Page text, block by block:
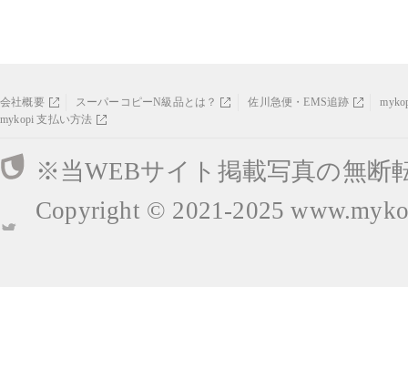
会社概要 スーパーコピーN級品とは？ 佐川急便・EMS追跡
mykopi 支払い方法
※当WEBサイト掲載写真の無断
Copyright © 2021-2025